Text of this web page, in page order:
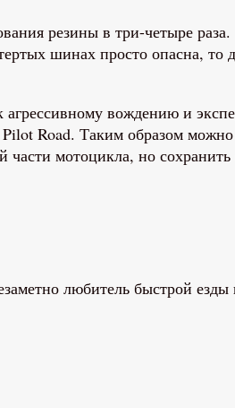
резины в три-четыре раза.
шинах просто опасна, то
вождению и
Road. Таким образом
части мотоцикла, но
любитель быстрой езды